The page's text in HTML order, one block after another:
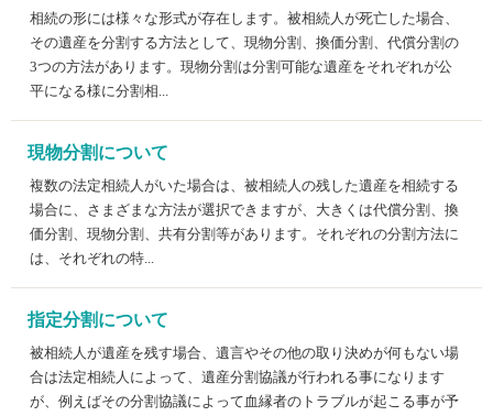
相続の形には様々な形式が存在します。被相続人が死亡した場合、
その遺産を分割する方法として、現物分割、換価分割、代償分割の
3つの方法があります。現物分割は分割可能な遺産をそれぞれが公
平になる様に分割相...
現物分割について
複数の法定相続人がいた場合は、被相続人の残した遺産を相続する
場合に、さまざまな方法が選択できますが、大きくは代償分割、換
価分割、現物分割、共有分割等があります。それぞれの分割方法に
は、それぞれの特...
指定分割について
被相続人が遺産を残す場合、遺言やその他の取り決めが何もない場
合は法定相続人によって、遺産分割協議が行われる事になります
が、例えばその分割協議によって血縁者のトラブルが起こる事が予